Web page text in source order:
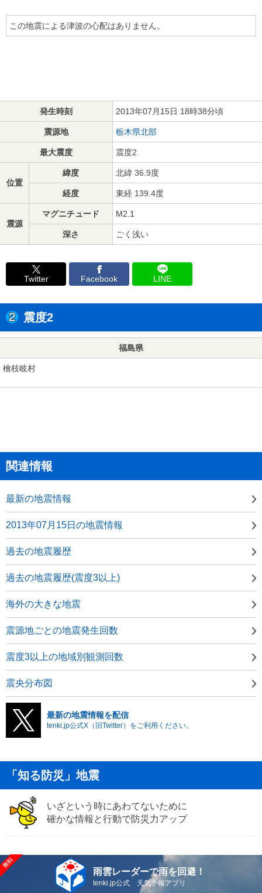
この地震による津波の心配はありません。
発生時刻 2013年07月15日 18時38分頃
震源地 栃木県北部
最大震度 震度2
位置
緯度 北緯 36.9度
経度 東経 139.4度
震源
マグニチュード M2.1
深さ ごく浅い
Twitter Facebook LINE
震度2
福島県
檜枝岐村
関連情報
最新の地震情報
2013年07月15日の地震情報
過去の地震履歴
過去の地震履歴(震度3以上)
海外の大きな地震
震源地ごとの地震発生回数
震度3以上の地域別観測回数
震央分布図
最新の地震情報を配信
tenki.jp公式X（旧Twitter）をご利用ください。
「知る防災」地震
いざという時にあわてないために
確かな情報と行動で防災力アップ
雨雲レーダーで雨を回避！
tenki.jp公式 天気予報アプリ